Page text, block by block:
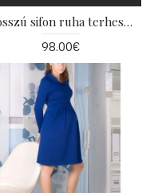
Hosszú sifon ruha terhes nõk számára
98.00€